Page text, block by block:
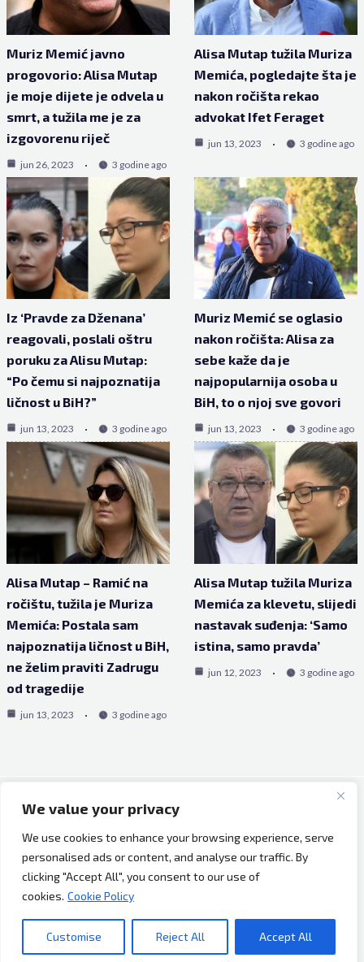
We value your privacy
We use cookies to enhance your browsing experience, serve
personalised ads or content, and analyse our traffic. By
clicking "Accept All", you consent to our use of
cookies. Cookie Policy
Customise Reject All Accept All
Muriz Memić javno
progovorio: Alisa Mutap
je moje dijete je odvela u
smrt, a tužila me je za
izgovorenu riječ
jun 26, 2023 3 godine ago
Alisa Mutap tužila Muriza
Memića, pogledajte šta je
nakon ročišta rekao
advokat Ifet Feraget
jun 13, 2023 3 godine ago
Iz ‘Pravde za Dženana’
reagovali, poslali oštru
poruku za Alisu Mutap:
“Po čemu si najpoznatija
ličnost u BiH?”
jun 13, 2023 3 godine ago
Muriz Memić se oglasio
nakon ročišta: Alisa za
sebe kaže da je
najpopularnija osoba u
BiH, to o njoj sve govori
jun 13, 2023 3 godine ago
Alisa Mutap – Ramić na
ročištu, tužila je Muriza
Memića: Postala sam
najpoznatija ličnost u BiH,
ne želim praviti Zadrugu
od tragedije
jun 13, 2023 3 godine ago
Alisa Mutap tužila Muriza
Memića za klevetu, slijedi
nastavak suđenja: ‘Samo
istina, samo pravda’
jun 12, 2023 3 godine ago
Copyright © 2026 Bh Dijaspora.
O nama
Marketing
Uslovi korištenja